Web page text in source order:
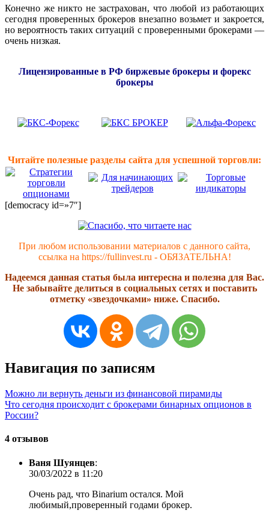
Конечно же никто не застрахован, что любой из работающих
сегодня проверенных брокеров внезапно возьмет и закроется,
но вероятность таких ситуаций с проверенными брокерами —
очень низкая.
Лицензированные в РФ биржевые брокеры и форекс
брокеры
Читайте полезные разделы сайта для успешной торговли:
[democracy id=»7″]
При любом использовании материалов с данного сайта,
ссылка на https://fullinvest.ru - ОБЯЗАТЕЛЬНА!
Надеемся данная статья была интересна и полезна для Вас.
Не забывайте делиться в социальных сетях и поставить
отметку «звездочками» ниже. Спасибо.
Навигация по записям
Можно ли вернуть деньги из финансовой пирамиды
Что сегодня происходит с брокерами бинарных опционов в
России?
4 отзывов
Ваня Шуянцев:
30/03/2022 в 11:20
Очень рад, что Binarium остался. Мой
любимый,проверенный годами брокер.